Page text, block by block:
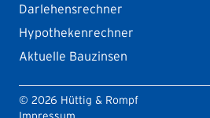
Darlehensrechner
Hypothekenrechner
Aktuelle Bauzinsen
© 2026 Hüttig & Rompf